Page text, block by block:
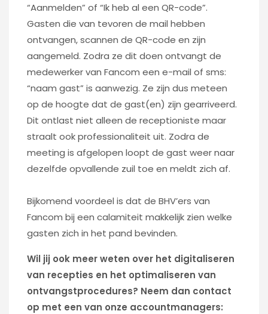
“Aanmelden” of “Ik heb al een QR-code”.
Gasten die van tevoren de mail hebben
ontvangen, scannen de QR-code en zijn
aangemeld. Zodra ze dit doen ontvangt de
medewerker van Fancom een e-mail of sms:
“naam gast” is aanwezig. Ze zijn dus meteen
op de hoogte dat de gast(en) zijn gearriveerd.
Dit ontlast niet alleen de receptioniste maar
straalt ook professionaliteit uit. Zodra de
meeting is afgelopen loopt de gast weer naar
dezelfde opvallende zuil toe en meldt zich af.
Bijkomend voordeel is dat de BHV’ers van
Fancom bij een calamiteit makkelijk zien welke
gasten zich in het pand bevinden.
Wil jij ook meer weten over het digitaliseren
van recepties en het optimaliseren van
ontvangstprocedures? Neem dan contact
op met een van onze accountmanagers: